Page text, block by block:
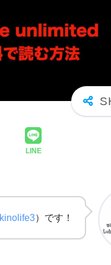
LINE
）です！